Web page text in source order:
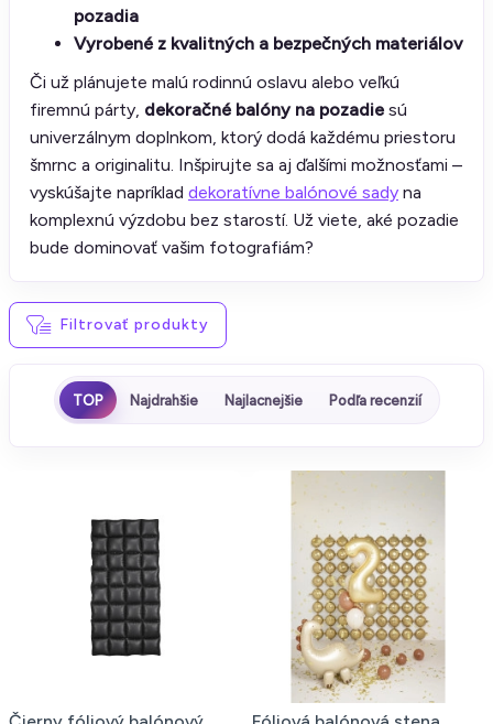
pozadia
Vyrobené z kvalitných a bezpečných materiálov
Či už plánujete malú rodinnú oslavu alebo veľkú
firemnú párty, dekoračné balóny na pozadie sú
univerzálnym doplnkom, ktorý dodá každému priestoru
šmrnc a originalitu. Inšpirujte sa aj ďalšími možnosťami –
vyskúšajte napríklad dekoratívne balónové sady na
komplexnú výzdobu bez starostí. Už viete, aké pozadie
bude dominovať vašim fotografiám?
Filtrovať produkty
TOP Najdrahšie Najlacnejšie Podľa recenzií